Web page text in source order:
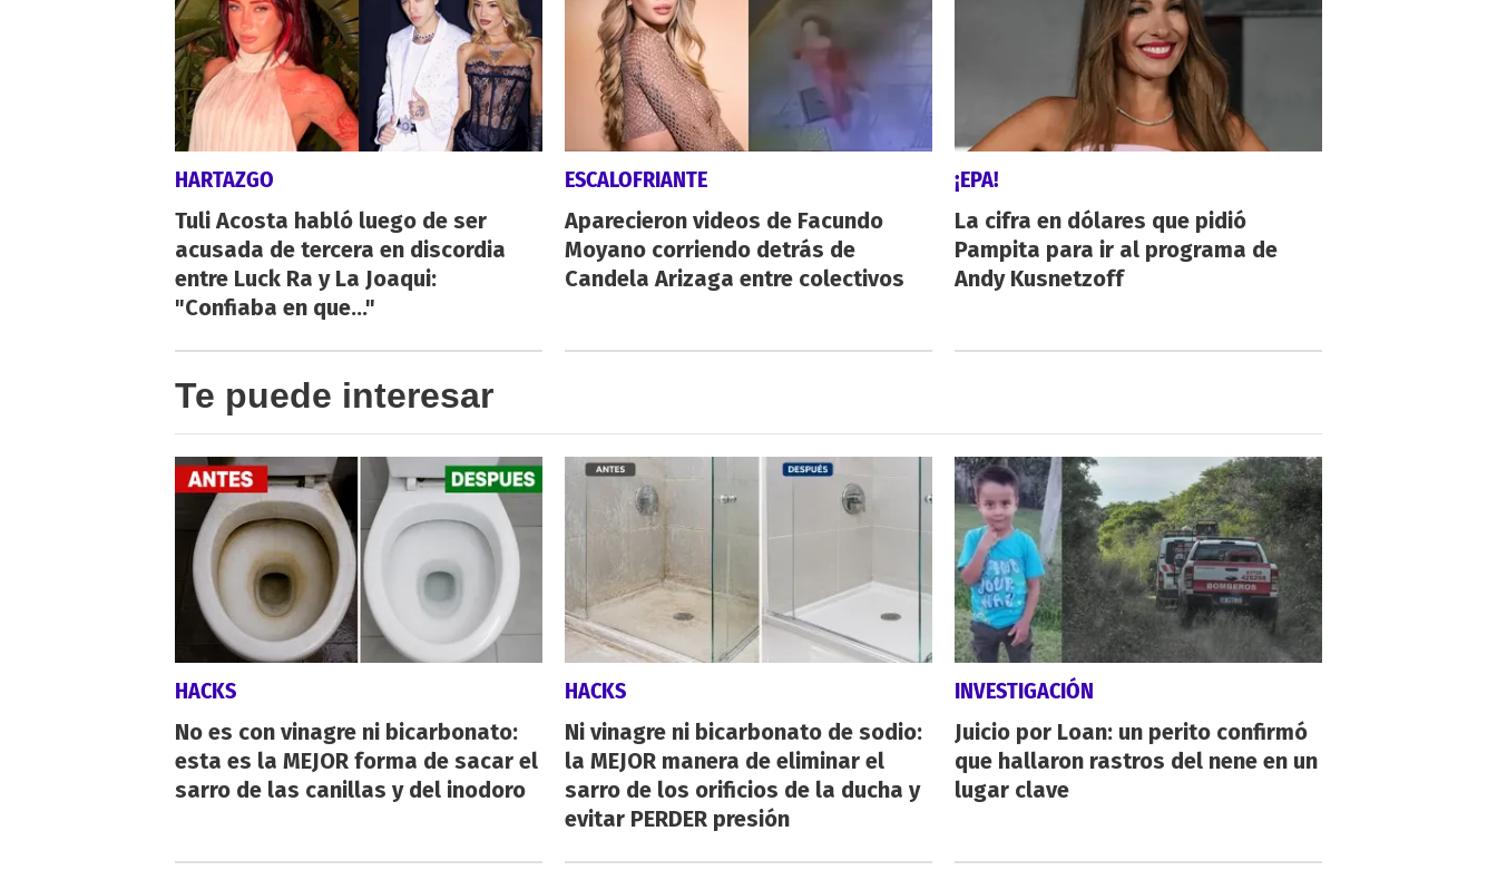
HARTAZGO
Tuli Acosta habló luego de ser
acusada de tercera en discordia
entre Luck Ra y La Joaqui:
"Confiaba en que..."
ESCALOFRIANTE
Aparecieron videos de Facundo
Moyano corriendo detrás de
Candela Arizaga entre colectivos
¡EPA!
La cifra en dólares que pidió
Pampita para ir al programa de
Andy Kusnetzoff
Te puede interesar
HACKS
No es con vinagre ni bicarbonato:
esta es la MEJOR forma de sacar el
sarro de las canillas y del inodoro
HACKS
Ni vinagre ni bicarbonato de sodio:
la MEJOR manera de eliminar el
sarro de los orificios de la ducha y
evitar PERDER presión
INVESTIGACIÓN
Juicio por Loan: un perito confirmó
que hallaron rastros del nene en un
lugar clave